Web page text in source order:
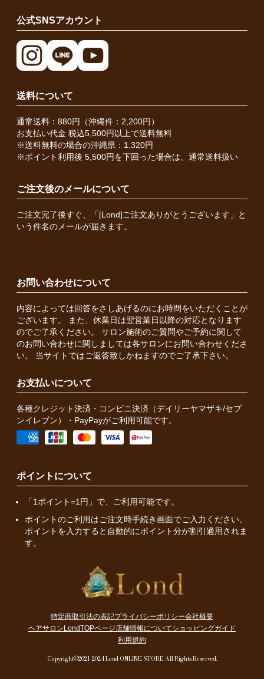
公式SNSアカウント
送料について
通常送料：880円（沖縄件：2,200円）
お支払い代金 税込5,500円以上で送料無料
※送料無料の場合の沖縄県：1,320円
※ポイント利用後 5,500円を下回った場合は、通常送料扱い
ご注文後のメールについて
ご注文完了後すぐ、「[Lond]ご注文ありがとうございます」と
いう件名のメールが届きます。
お問い合わせについて
内容によっては回答をさしあげるのにお時間をいただくことが
ございます。 また、休業日は翌営業日以降の対応となります
のでご了承ください。 サロン施術のご質問やご予約に関して
のお問い合わせに関しましては各サロンにお問い合わせくださ
い。 当サイトではご返答致しかねますのでご了承下さい。
お支払いについて
各種クレジット決済・コンビニ決済（デイリーヤマザキ/セブ
ンイレブン）・PayPayがご利用可能です。
ポイントについて
「1ポイント=1円」で、ご利用可能です。
ポイントのご利用はご注文時手続き画面でご入力ください。
ポイントを入力すると自動的にポイント分が割引適用されま
す。
特定商取引法の表記プライバシーポリシー会社概要
ヘアサロンLondTOPページ店舗情報についてショッピングガイド
利用規約
Copyright©2021-2024 Lond ONLINE STORE All Rights Reserved.